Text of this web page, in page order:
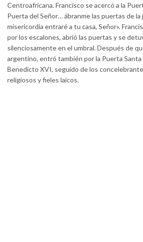
Centroafricana. Francisco se acercó a la
Puerta del Señor… ábranme las puertas de
misericordia entraré a tu casa, Señor».
por los escalones, abrió las puertas y se
silenciosamente en el umbral. Después de
argentino, entró también por la Puerta Santa
Benedicto XVI, seguido de los
religiosos y fieles laicos.